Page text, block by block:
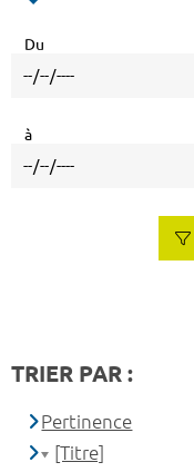
Du
à
TRIER PAR :
Pertinence
[Titre]